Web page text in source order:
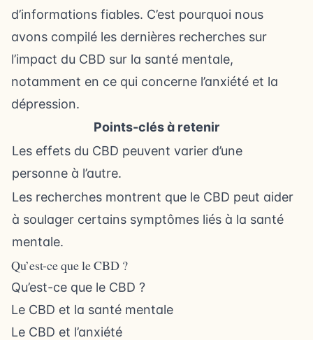
d’informations fiables. C’est pourquoi nous
avons compilé les dernières recherches sur
l’impact du CBD sur la santé mentale,
notamment en ce qui concerne l’anxiété et la
dépression.
Points-clés à retenir
Les effets du CBD peuvent varier d’une
personne à l’autre.
Les recherches montrent que le CBD peut aider
à soulager certains symptômes liés à la santé
mentale.
Qu’est-ce que le CBD ?
Qu’est-ce que le CBD ?
Le CBD et la santé mentale
Le CBD et l’anxiété